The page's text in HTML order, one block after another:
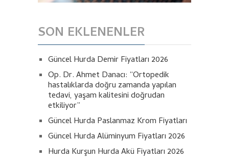
SON EKLENENLER
Güncel Hurda Demir Fiyatları 2026
Op. Dr. Ahmet Danacı: “Ortopedik
hastalıklarda doğru zamanda yapılan
tedavi, yaşam kalitesini doğrudan
etkiliyor”
Güncel Hurda Paslanmaz Krom Fiyatları
Güncel Hurda Alüminyum Fiyatları 2026
Hurda Kurşun Hurda Akü Fiyatları 2026